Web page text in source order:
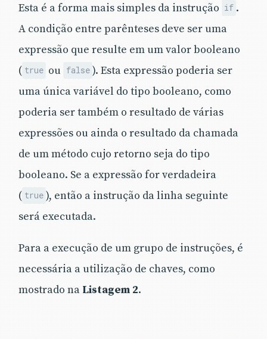
Esta é a forma mais simples da instrução if .
A condição entre parênteses deve ser uma
expressão que resulte em um valor booleano
( true ou false ). Esta expressão poderia ser
uma única variável do tipo booleano, como
poderia ser também o resultado de várias
expressões ou ainda o resultado da chamada
de um método cujo retorno seja do tipo
booleano. Se a expressão for verdadeira
( true ), então a instrução da linha seguinte
será executada.
Para a execução de um grupo de instruções, é
necessária a utilização de chaves, como
mostrado na Listagem 2.